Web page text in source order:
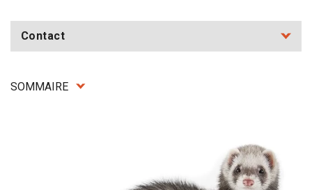
Contact
SOMMAIRE